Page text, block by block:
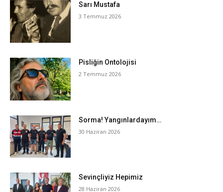
Sarı Mustafa
3 Temmuz 2026
Pisliğin Ontolojisi
2 Temmuz 2026
Sorma! Yangınlardayım…
30 Haziran 2026
Sevinçliyiz Hepimiz
28 Haziran 2026